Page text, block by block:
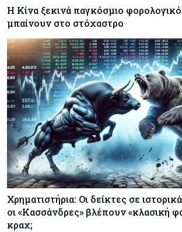
Η Κίνα ξεκινά παγκόσμιο
μπαίνουν στο στόχαστρο
Χρηματιστήρια: Οι δείκτες σε
οι «Κασσάνδρες» βλέπουν «κλασική
κραχ;